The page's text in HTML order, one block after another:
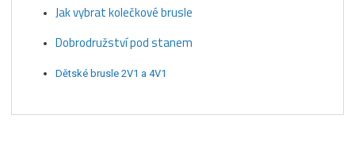
Jak vybrat kolečkové brusle
Dobrodružství pod stanem
Dětské brusle 2V1 a 4V1